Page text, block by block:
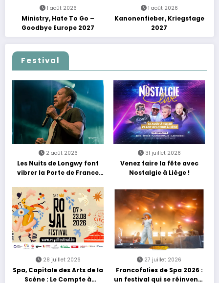
1 août 2026
Ministry, Hate To Go –
Goodbye Europe 2027
1 août 2026
Kanonenfieber, Kriegstage
2027
Festival
2 août 2026
Les Nuits de Longwy font
vibrer la Porte de France
découvertes et énergie
reggae
31 juillet 2026
Venez faire la fête avec
Nostalgie à Liège !
28 juillet 2026
Spa, Capitale des Arts de la
Scène : Le Compte à
27 juillet 2026
Francofolies de Spa 2026 :
un festival qui se réinvente